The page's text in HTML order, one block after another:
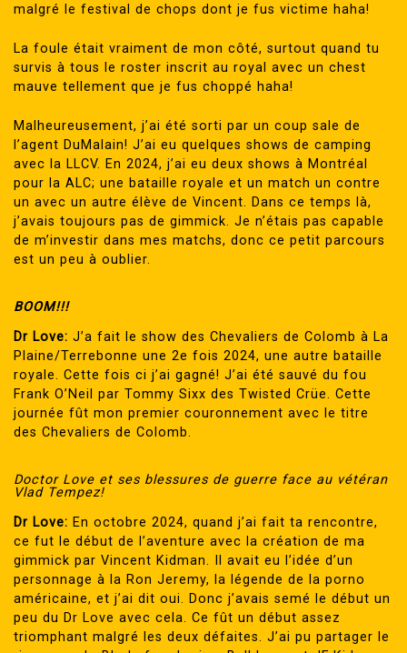
malgré le festival de chops dont je fus victime haha!
La foule était vraiment de mon côté, surtout quand tu
survis à tous le roster inscrit au royal avec un chest
mauve tellement que je fus choppé haha!
Malheureusement, j’ai été sorti par un coup sale de
l’agent DuMalain! J’ai eu quelques shows de camping
avec la LLCV. En 2024, j’ai eu deux shows à Montréal
pour la ALC; une bataille royale et un match un contre
un avec un autre élève de Vincent. Dans ce temps là,
j’avais toujours pas de gimmick. Je n’étais pas capable
de m’investir dans mes matchs, donc ce petit parcours
est un peu à oublier.
BOOM!!!
Dr Love: J’a fait le show des Chevaliers de Colomb à La
Plaine/Terrebonne une 2e fois 2024, une autre bataille
royale. Cette fois ci j’ai gagné! J’ai été sauvé du fou
Frank O’Neil par Tommy Sixx des Twisted Crüe. Cette
journée fût mon premier couronnement avec le titre
des Chevaliers de Colomb.
Doctor Love et ses blessures de guerre face au vétéran
Vlad Tempez!
Dr Love: En octobre 2024, quand j’ai fait ta rencontre,
ce fut le début de l’aventure avec la création de ma
gimmick par Vincent Kidman. Il avait eu l’idée d’un
personnage à la Ron Jeremy, la légende de la porno
américaine, et j’ai dit oui. Donc j’avais semé le début un
peu du Dr Love avec cela. Ce fût un début assez
triomphant malgré les deux défaites. J’ai pu partager le